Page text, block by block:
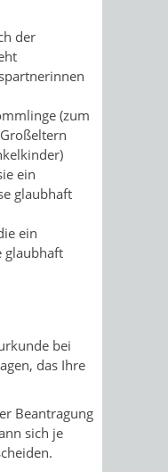
der
(zum
ein
glaubhaft
ein
glaubhaft
bei
das Ihre
Beantragung
sich je